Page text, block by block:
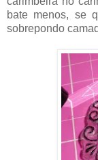
bate menos, se
sobrepondo